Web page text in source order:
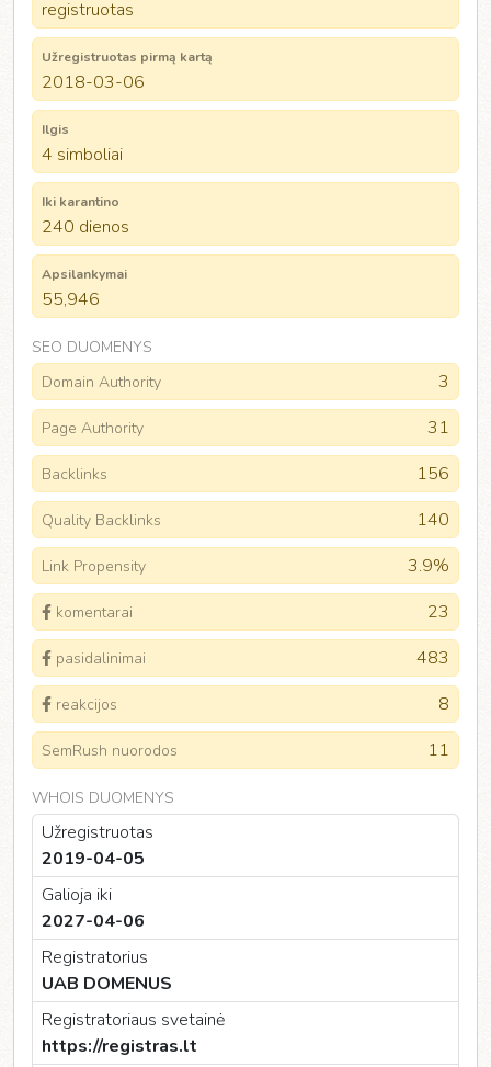
registruotas
Užregistruotas pirmą kartą
2018-03-06
Ilgis
4 simboliai
Iki karantino
240 dienos
Apsilankymai
55,946
SEO DUOMENYS
Domain Authority
3
Page Authority 31
Backlinks 156
Quality Backlinks 140
Link Propensity 3.9%
komentarai 23
pasidalinimai 483
reakcijos 8
SemRush nuorodos 11
WHOIS DUOMENYS
Užregistruotas
2019-04-05
Galioja iki
2027-04-06
Registratorius
UAB DOMENUS
Registratoriaus svetainė
https://registras.lt